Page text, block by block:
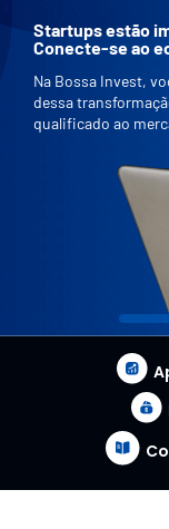
Startups estão
Conecte-se ao
Na Bossa Invest,
dessa
qualificado ao